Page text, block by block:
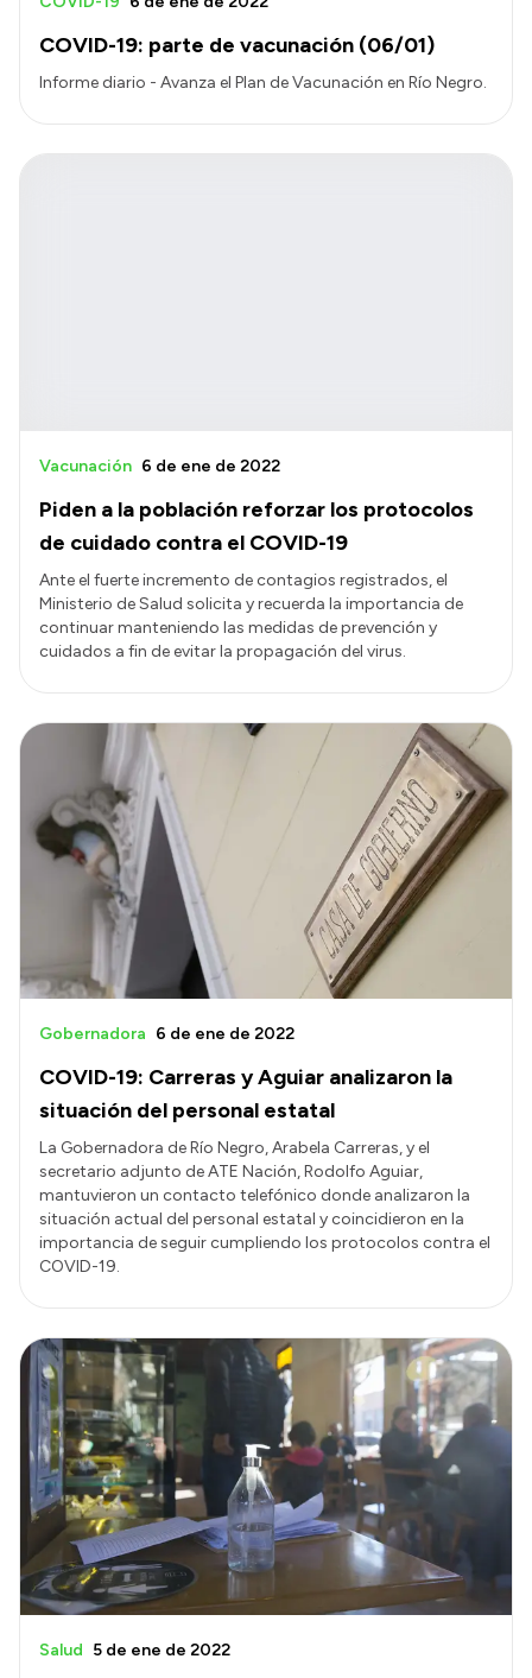
COVID-19: parte de vacunación (06/01)
Informe diario - Avanza el Plan de Vacunación en Río Negro.
Piden a la población reforzar los protocolos
de cuidado contra el COVID-19
Vacunación 6 de ene de 2022
Ante el fuerte incremento de contagios registrados, el
Ministerio de Salud solicita y recuerda la importancia de
continuar manteniendo las medidas de prevención y
cuidados a fin de evitar la propagación del virus.
COVID-19: Carreras y Aguiar analizaron la
situación del personal estatal
Gobernadora 6 de ene de 2022
La Gobernadora de Río Negro, Arabela Carreras, y el
secretario adjunto de ATE Nación, Rodolfo Aguiar,
mantuvieron un contacto telefónico donde analizaron la
situación actual del personal estatal y coincidieron en la
importancia de seguir cumpliendo los protocolos contra el
COVID-19.
Salud 5 de ene de 2022